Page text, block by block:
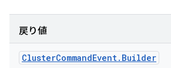
戻り値
ClusterCommandEvent. Builder